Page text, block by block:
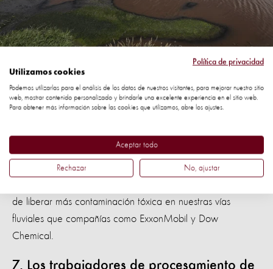
La ganadería industrial está destruyendo nuestro planeta
destruyendo nuestro planeta
Un informe de Environment America
encontró que Tyson, el
de liberar más contaminación tóxica en nuestras vías
fluviales que compañías como ExxonMobil y Dow
Chemical.
Política de privacidad
Utilizamos cookies
Podemos utilizarlas para el análisis de los datos de nuestros visitantes, para mejorar nuestro sitio
web, mostrar contenido personalizado y brindarle una excelente experiencia en el sitio web.
Para obtener más información sobre las cookies que utilizamos, abre los ajustes.
Aceptar todo
Rechazar No, ajustar